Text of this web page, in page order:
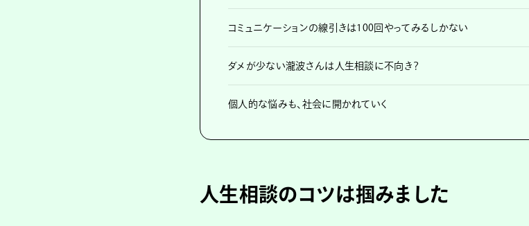
コミュニケーションの線引きは100回やってみるしかない
ダメが少ない瀧波さんは人生相談に不向き？
個人的な悩みも、社会に開かれていく
人生相談のコツは掴みました